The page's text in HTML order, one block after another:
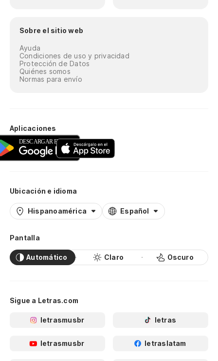
Sobre el sitio web
Ayuda
Condiciones de uso y privacidad
Protección de Datos
Quiénes somos
Normas para envío
Aplicaciones
Ubicación e idioma
Hispanoamérica Español
Pantalla
Automático Claro Oscuro
Sigue a Letras.com
letrasmusbr letras
letrasmusbr letraslatam